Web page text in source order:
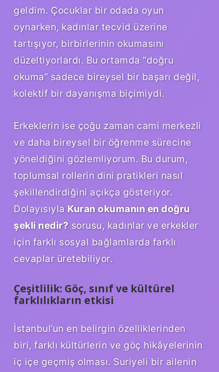
geldim. Çocuklar bir odada oyun
oynarken, kadınlar tecvid üzerine
tartışıyor, birbirlerinin okumasını
düzeltiyorlardı. Bu ortamda “doğru
okuma” sadece bireysel bir başarı değil,
kolektif bir dayanışma biçimiydi.
Erkeklerin ise çoğu zaman cami merkezli
ve daha bireysel bir öğrenme sürecine
yöneldiğini gözlemliyorum. Bu durum,
toplumsal rollerin dini pratikleri nasıl
şekillendirdiğini açıkça gösteriyor.
Dolayısıyla Kuran okumanın en doğru
şekli nedir?sorusu, kadınlar ve erkekler
için farklı sosyal bağlamlarda farklı
cevaplar üretebiliyor.
Çeşitlilik: Göç, sınıf ve kültürel
farklılıkların etkisi
İstanbul’un en belirgin özelliklerinden
biri, farklı kültürlerin ve göç hikâyelerinin
iç içe geçmiş olması. Suriyeli bir ailenin